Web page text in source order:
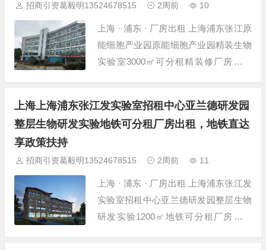
招商引资葛毅明13524678515 2周前 10
上海 · 浦东 · 厂房出租 上海浦东张江原
能细胞产业园原能细胞产业园精装生物
实验室3000㎡可分租精装修厂房出租
装生物实验室300 所在位置 上海-浦东-
张江-张江原能细胞产业园区 建筑面积
上海上海浦东张江发实验室招租中心亚兰德研发园
整层生物研发实验地铁可分租厂房出租，地铁直达
享政策扶持
招商引资葛毅明13524678515 2周前 11
上海 · 浦东 · 厂房出租 上海浦东张江发
实验室招租中心亚兰德研发园整层生物
研发实验1200㎡地铁可分租厂房出租